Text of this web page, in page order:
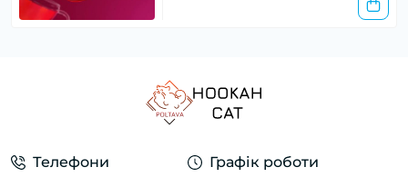
Телефони Графік роботи